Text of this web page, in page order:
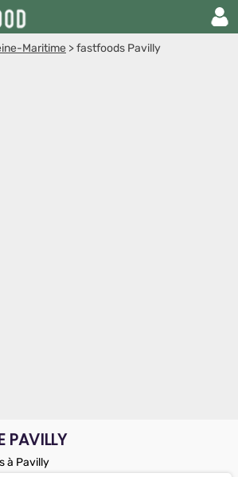
Maritime >fastfoods Pavilly
PAVILLY
à Pavilly